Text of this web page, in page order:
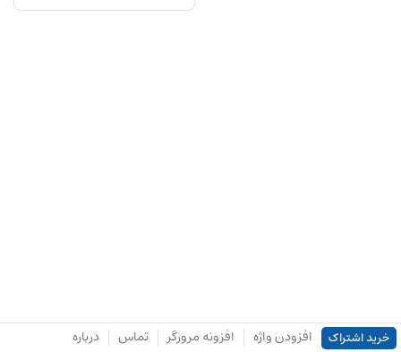
خرید اشتراک افزودن واژه افزونه مرورگر تماس درباره